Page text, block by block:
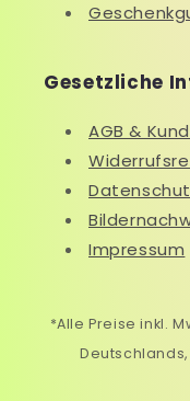
Gesetzliche
AGB &
Impressum
*Alle Preise inkl.